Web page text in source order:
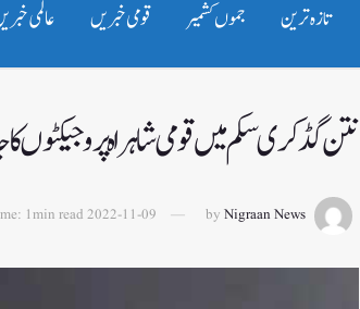
تازہ ترین جموں کشمیر قومی خبریں عالمی
نتن گڈکری سکم میں قومی شاہراہ پروجیکٹوں کا
by Nigraan News
2022-11-09
1min read